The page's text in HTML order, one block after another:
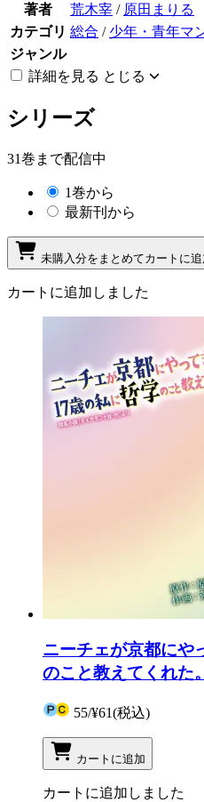
著者 荒木宰 / 原田まりる
カテゴリ 総合 / 少年・青年マ
ジャンル
詳細を見る とじる
シリーズ
31巻まで配信中
1巻から
最新刊から
未購入分をまとめてカートに追
カートに追加しました
ニーチェが京都にや
のこと教えてくれた
55/¥61(税込)
カートに追加
カートに追加しました